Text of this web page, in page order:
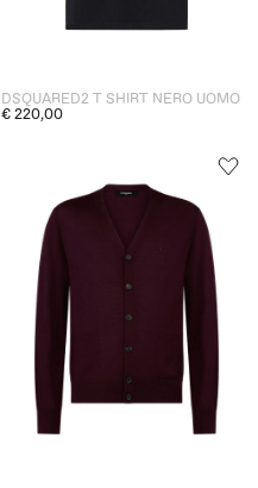
DSQUARED2 T SHIRT NERO UOMO
€ 220,00